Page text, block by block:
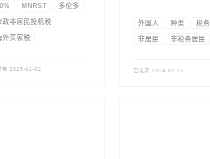
MNRST 多伦多
政非居民投机税
外买家税
表 2025-01-02
外国人 种类 税务
非居民 非税务居民
已发表 2024-01-15